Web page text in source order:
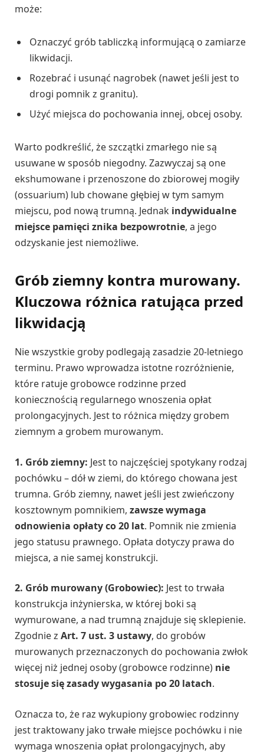
może:
Oznaczyć grób tabliczką informującą o zamiarze
likwidacji.
Rozebrać i usunąć nagrobek (nawet jeśli jest to
drogi pomnik z granitu).
Użyć miejsca do pochowania innej, obcej osoby.
Warto podkreślić, że szczątki zmarłego nie są
usuwane w sposób niegodny. Zazwyczaj są one
ekshumowane i przenoszone do zbiorowej mogiły
(ossuarium) lub chowane głębiej w tym samym
miejscu, pod nową trumną. Jednak indywidualne
miejsce pamięci znika bezpowrotnie, a jego
odzyskanie jest niemożliwe.
Grób ziemny kontra murowany.
Kluczowa różnica ratująca przed
likwidacją
Nie wszystkie groby podlegają zasadzie 20-letniego
terminu. Prawo wprowadza istotne rozróżnienie,
które ratuje grobowce rodzinne przed
koniecznością regularnego wnoszenia opłat
prolongacyjnych. Jest to różnica między grobem
ziemnym a grobem murowanym.
1. Grób ziemny: Jest to najczęściej spotykany rodzaj
pochówku – dół w ziemi, do którego chowana jest
trumna. Grób ziemny, nawet jeśli jest zwieńczony
kosztownym pomnikiem, zawsze wymaga
odnowienia opłaty co 20 lat. Pomnik nie zmienia
jego statusu prawnego. Opłata dotyczy prawa do
miejsca, a nie samej konstrukcji.
2. Grób murowany (Grobowiec): Jest to trwała
konstrukcja inżynierska, w której boki są
wymurowane, a nad trumną znajduje się sklepienie.
Zgodnie z Art. 7 ust. 3 ustawy, do grobów
murowanych przeznaczonych do pochowania zwłok
więcej niż jednej osoby (grobowce rodzinne) nie
stosuje się zasady wygasania po 20 latach.
Oznacza to, że raz wykupiony grobowiec rodzinny
jest traktowany jako trwałe miejsce pochówku i nie
wymaga wnoszenia opłat prolongacyjnych, aby